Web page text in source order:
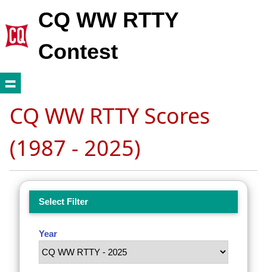
CQ WW RTTY
Contest
CQ WW RTTY Scores
(1987 - 2025)
Select Filter
Year